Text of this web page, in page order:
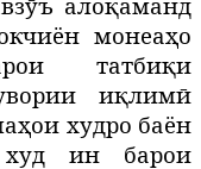
монеаҳо
татбиқи
иқлимӣ
худро баён
ин барои